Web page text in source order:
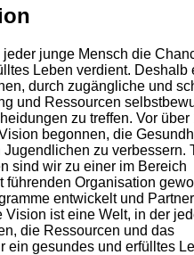
junge Mensch die
Leben verdient. Deshalb
durch zugängliche und
und Ressourcen
zu treffen. Vor über
begonnen, die
zu verbessern.
sind wir zu einer im Bereich
führenden Organisation
entwickelt und
Vision ist eine Welt, in der
die Ressourcen und das
ein gesundes und erfülltes